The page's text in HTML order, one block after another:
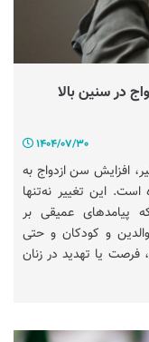
در سنین بالا
1404/07/30
افزایش سن ازدواج به
این تغییر نه‌تنها
پیامد‌های عمیقی بر
و کودکان و حتی
فرصت یا تهدید در زنان